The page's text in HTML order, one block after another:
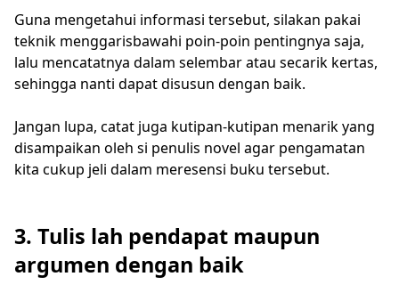
Guna mengetahui informasi tersebut, silakan pakai
teknik menggarisbawahi poin-poin pentingnya saja,
lalu mencatatnya dalam selembar atau secarik kertas,
sehingga nanti dapat disusun dengan baik.
Jangan lupa, catat juga kutipan-kutipan menarik yang
disampaikan oleh si penulis novel agar pengamatan
kita cukup jeli dalam meresensi buku tersebut.
3. Tulis lah pendapat maupun
argumen dengan baik